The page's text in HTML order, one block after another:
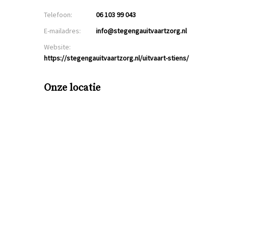
Telefoon:
06 103 99 043
E-mailadres:
info@stegengauitvaartzorg.nl
Website:
https://stegengauitvaartzorg.nl/uitvaart-stiens/
Onze locatie